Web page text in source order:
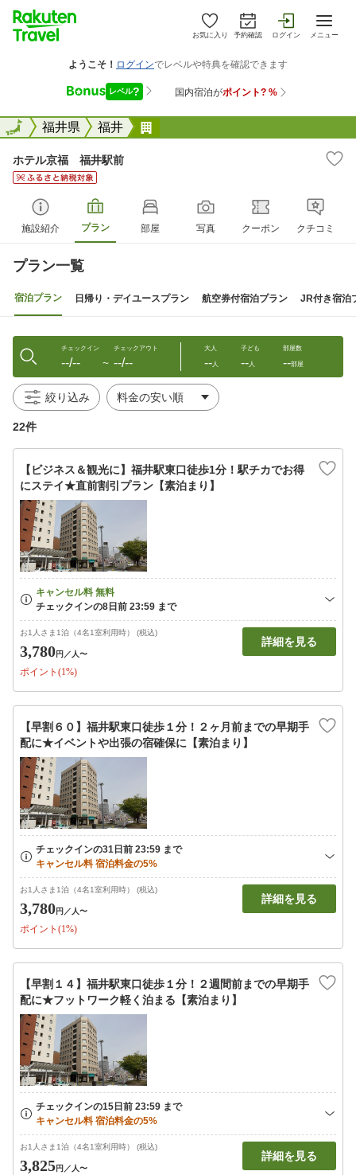
お気に入り 予約確認 ログイン メニュー
全国福井県 福井
全国
ホテル京福 福井駅前
施設紹介 プラン 部屋 写真 クーポン クチコミ
プラン一覧
宿泊プラン 日帰り・デイユースプラン 航空券付宿泊プラン JR付き宿泊
チェックイン
--/-- 〜
チェックアウト
--/--
大人
--人
子ども
--人
部屋数
--部屋
絞り込み
22件
【ビジネス＆観光に】福井駅東口徒歩1分！駅チカでお得
にステイ★直前割引プラン【素泊まり】
お1人さま1泊（4名1室利用時） (税込)
3,780円 ／人〜
ポイント(1%)
詳細を見る
【早割６０】福井駅東口徒歩１分！２ヶ月前までの早期手
配に★イベントや出張の宿確保に【素泊まり】
お1人さま1泊（4名1室利用時） (税込)
3,780円 ／人〜
ポイント(1%)
詳細を見る
【早割１４】福井駅東口徒歩１分！２週間前までの早期手
配に★フットワーク軽く泊まる【素泊まり】
お1人さま1泊（4名1室利用時） (税込)
3,825円 ／人〜
詳細を見る